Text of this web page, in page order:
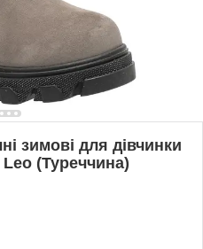
зимові для дівчинки
(Туреччина)